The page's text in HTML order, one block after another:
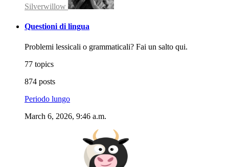
Silverwillow
Questioni di lingua
Problemi lessicali o grammaticali? Fai un salto qui.
77 topics
874 posts
Periodo lungo
March 6, 2026, 9:46 a.m.